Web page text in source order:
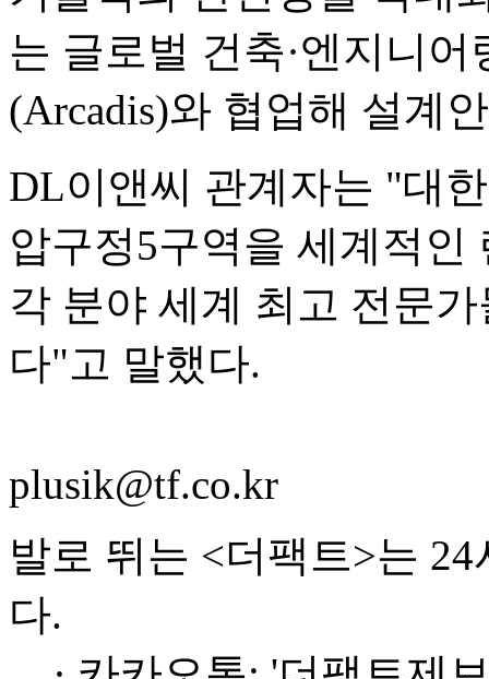
는 글로벌 건축·엔지니
(Arcadis)와 협업해 설계
DL이앤씨 관계자는 "대
압구정5구역을 세계적인
각 분야 세계 최고 전문
다"고 말했다.
plusik@tf.co.kr
발로 뛰는 <더팩트>는
다.